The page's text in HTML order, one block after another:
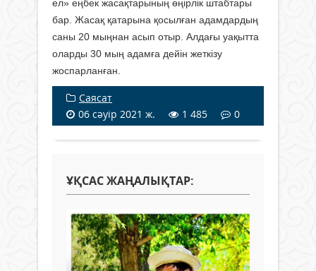
ел» еңбек жасақтарының өңірлік штабтары
бар. Жасақ қатарына қосылған адамдардың
саны 20 мыңнан асып отыр. Алдағы уақытта
оларды 30 мың адамға дейін жеткізу
жоспарланған.
Саясат
06 сәуір 2021 ж.
1 485 0
ҰҚСАС ЖАҢАЛЫҚТАР: